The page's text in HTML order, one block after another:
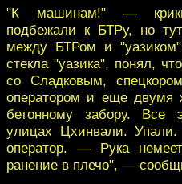
"К машинам!" —
подбежали к БТРу, но
между БТРом и
стекла "уазика", понял,
со Сладковым,
оператором и еще двумя
бетонному забору. Все
улицах Цхинвали.
оператор. — Рука
ранение в плечо", —